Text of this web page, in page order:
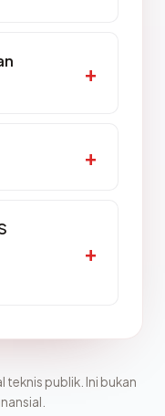
teknis publik. Ini bukan